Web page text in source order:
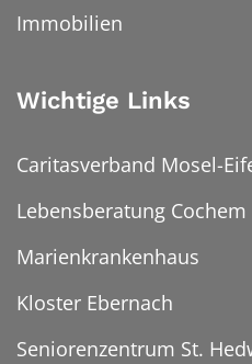
Immobilien
Wichtige Links
Caritasverband Mosel-
Lebensberatung Cochem
Marienkrankenhaus
Kloster Ebernach
Seniorenzentrum St.